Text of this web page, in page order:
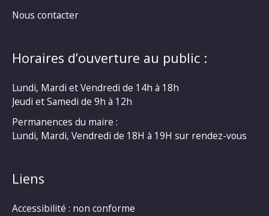
Nous contacter
Horaires d’ouverture au public :
Lundi, Mardi et Vendredi de 14h à 18h
Jeudi et Samedi de 9h à 12h
Permanences du maire :
Lundi, Mardi, Vendredi de 18H à 19H sur rendez-vous
Liens
Accessibilité : non conforme